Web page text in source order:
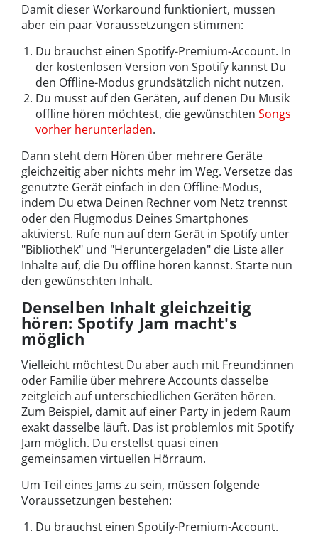
Damit dieser Workaround funktioniert, müssen
aber ein paar Voraussetzungen stimmen:
Du brauchst einen Spotify-Premium-Account. In
der kostenlosen Version von Spotify kannst Du
den Offline-Modus grundsätzlich nicht nutzen.
Du musst auf den Geräten, auf denen Du Musik
offline hören möchtest, die gewünschten Songs
vorher herunterladen.
Dann steht dem Hören über mehrere Geräte
gleichzeitig aber nichts mehr im Weg. Versetze das
genutzte Gerät einfach in den Offline-Modus,
indem Du etwa Deinen Rechner vom Netz trennst
oder den Flugmodus Deines Smartphones
aktivierst. Rufe nun auf dem Gerät in Spotify unter
"Bibliothek" und "Heruntergeladen" die Liste aller
Inhalte auf, die Du offline hören kannst. Starte nun
den gewünschten Inhalt.
Denselben Inhalt gleichzeitig
hören: Spotify Jam macht's
möglich
Vielleicht möchtest Du aber auch mit Freund:innen
oder Familie über mehrere Accounts dasselbe
zeitgleich auf unterschiedlichen Geräten hören.
Zum Beispiel, damit auf einer Party in jedem Raum
exakt dasselbe läuft. Das ist problemlos mit Spotify
Jam möglich. Du erstellst quasi einen
gemeinsamen virtuellen Hörraum.
Um Teil eines Jams zu sein, müssen folgende
Voraussetzungen bestehen:
Du brauchst einen Spotify-Premium-Account.